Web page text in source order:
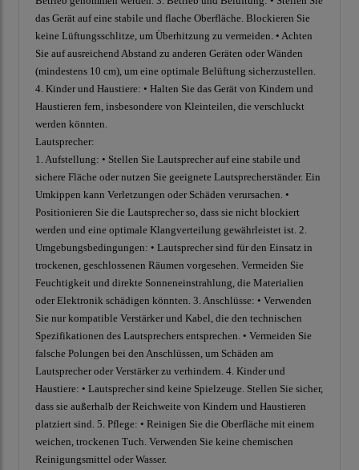
das Gerät auf eine stabile und flache Oberfläche. Blockieren Sie
keine Lüftungsschlitze, um Überhitzung zu vermeiden. • Achten
Sie auf ausreichend Abstand zu anderen Geräten oder Wänden
(mindestens 10 cm), um eine optimale Belüftung sicherzustellen.
4. Kinder und Haustiere: • Halten Sie das Gerät von Kindern und
Haustieren fern, insbesondere von Kleinteilen, die verschluckt
werden könnten.
Lautsprecher:
1. Aufstellung: • Stellen Sie Lautsprecher auf eine stabile und
sichere Fläche oder nutzen Sie geeignete Lautsprecherständer. Ein
Umkippen kann Verletzungen oder Schäden verursachen. •
Positionieren Sie die Lautsprecher so, dass sie nicht blockiert
werden und eine optimale Klangverteilung gewährleistet ist. 2.
Umgebungsbedingungen: • Lautsprecher sind für den Einsatz in
trockenen, geschlossenen Räumen vorgesehen. Vermeiden Sie
Feuchtigkeit und direkte Sonneneinstrahlung, die Materialien
oder Elektronik schädigen könnten. 3. Anschlüsse: • Verwenden
Sie nur kompatible Verstärker und Kabel, die den technischen
Spezifikationen des Lautsprechers entsprechen. • Vermeiden Sie
falsche Polungen bei den Anschlüssen, um Schäden am
Lautsprecher oder Verstärker zu verhindern. 4. Kinder und
Haustiere: • Lautsprecher sind keine Spielzeuge. Stellen Sie sicher,
dass sie außerhalb der Reichweite von Kindern und Haustieren
platziert sind. 5. Pflege: • Reinigen Sie die Oberfläche mit einem
weichen, trockenen Tuch. Verwenden Sie keine chemischen
Reinigungsmittel oder Wasser.